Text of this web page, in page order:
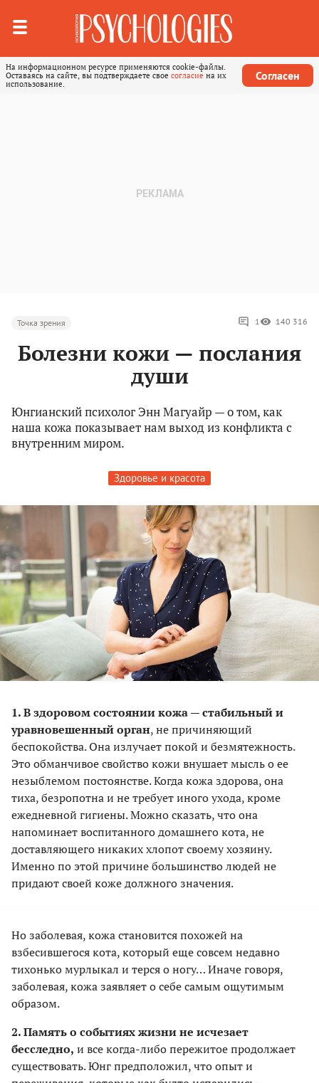
На информационном ресурсе применяются cookie-файлы.
Оставаясь на сайте, вы подтверждаете свое согласие на их
использование.
Согласен
Точка зрения 1 140 316
Болезни кожи — послания
души
Юнгианский психолог Энн Магуайр — о том, как
наша кожа показывает нам выход из конфликта с
внутренним миром.
Здоровье и красота
1. В здоровом состоянии кожа — стабильный и
уравновешенный орган, не причиняющий
беспокойства. Она излучает покой и безмятежность.
Это обманчивое свойство кожи внушает мысль о ее
незыблемом постоянстве. Когда кожа здорова, она
тиха, безропотна и не требует иного ухода, кроме
ежедневной гигиены. Можно сказать, что она
напоминает воспитанного домашнего кота, не
доставляющего никаких хлопот своему хозяину.
Именно по этой причине большинство людей не
придают своей коже должного значения.
Но заболевая, кожа становится похожей на
взбесившегося кота, который еще совсем недавно
тихонько мурлыкал и терся о ногу… Иначе говоря,
заболевая, кожа заявляет о себе самым ощутимым
образом.
2. Память о событиях жизни не исчезает
бесследно, и все когда-либо пережитое продолжает
существовать. Юнг предположил, что опыт и